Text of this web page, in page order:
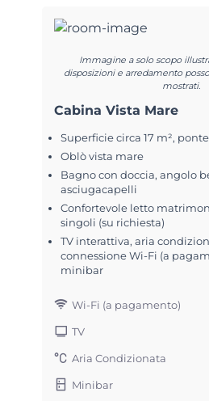
Immagine a solo scopo
disposizioni e arredamento
mostrati.
Cabina Vista Mare
Superficie circa 17 m²,
Oblò vista mare
Bagno con doccia, angolo
asciugacapelli
Confortevole letto
singoli (su richiesta)
TV interattiva, aria
connessione Wi-Fi (a
minibar
Wi-Fi (a pagamento)
TV
Aria Condizionata
Minibar